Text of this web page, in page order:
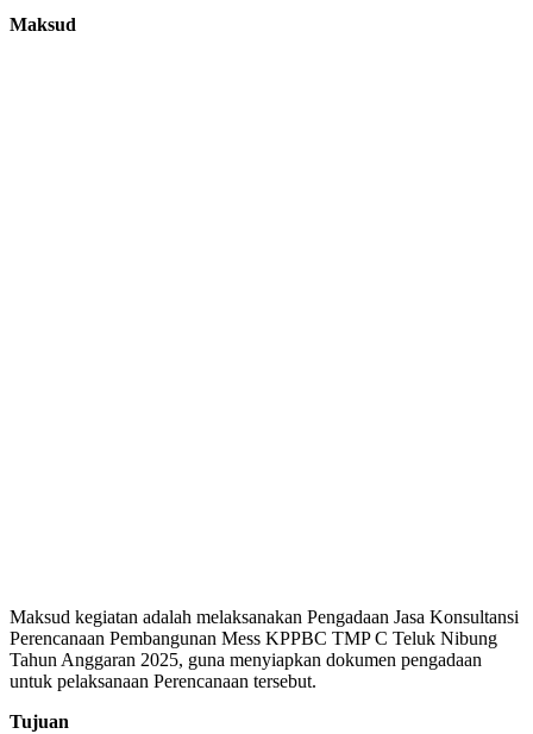
Maksud
Maksud kegiatan adalah melaksanakan Pengadaan Jasa Konsultansi
Perencanaan Pembangunan Mess KPPBC TMP C Teluk Nibung
Tahun Anggaran 2025, guna menyiapkan dokumen pengadaan
untuk pelaksanaan Perencanaan tersebut.
Tujuan